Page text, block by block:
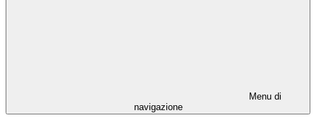
Menu di
navigazione